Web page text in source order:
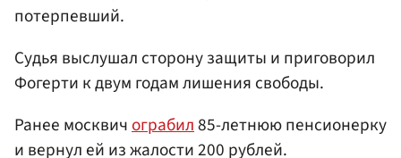
потерпевший.
Судья выслушал сторону защиты и приговорил
Фогерти к двум годам лишения свободы.
Ранее москвичограбил85-летнюю пенсионерку
и вернул ей из жалости 200 рублей.